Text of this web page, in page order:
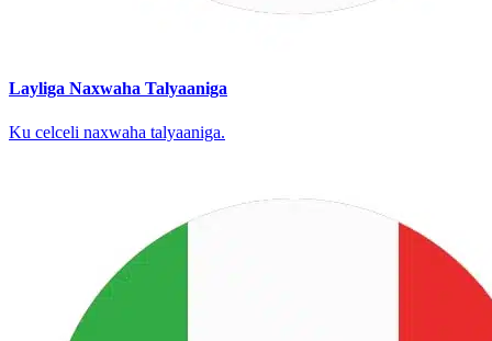
Layliga Naxwaha Talyaaniga
Ku celceli naxwaha talyaaniga.